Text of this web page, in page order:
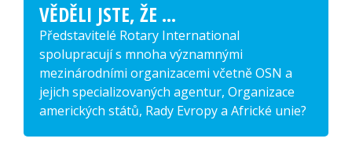
VĚDĚLI JSTE, ŽE ...
Představitelé Rotary International
spolupracují s mnoha významnými
mezinárodními organizacemi včetně OSN a
jejich specializovaných agentur, Organizace
amerických států, Rady Evropy a Africké unie?